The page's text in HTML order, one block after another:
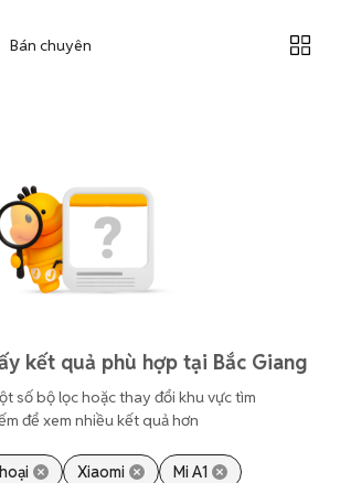
Bán chuyên
kết quả phù hợp tại Bắc Giang
số bộ lọc hoặc thay đổi khu vực tìm
để xem nhiều kết quả hơn
Xiaomi Mi A1